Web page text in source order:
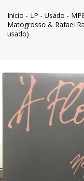
Início - LP - Usado -
Matogrosso & Rafael
usado)